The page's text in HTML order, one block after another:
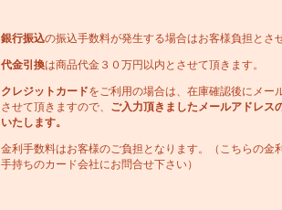
銀行振込の振込手数料が発生する場合はお客様負担とさ
代金引換は商品代金３０万円以内とさせて頂きます。
クレジットカードをご利用の場合は、在庫確認後にメー
させて頂きますので、
ご入力頂きましたメールアドレス
いたします。
金利手数料はお客様のご負担となります。（こちらの金
手持ちのカード会社にお問合せ下さい）